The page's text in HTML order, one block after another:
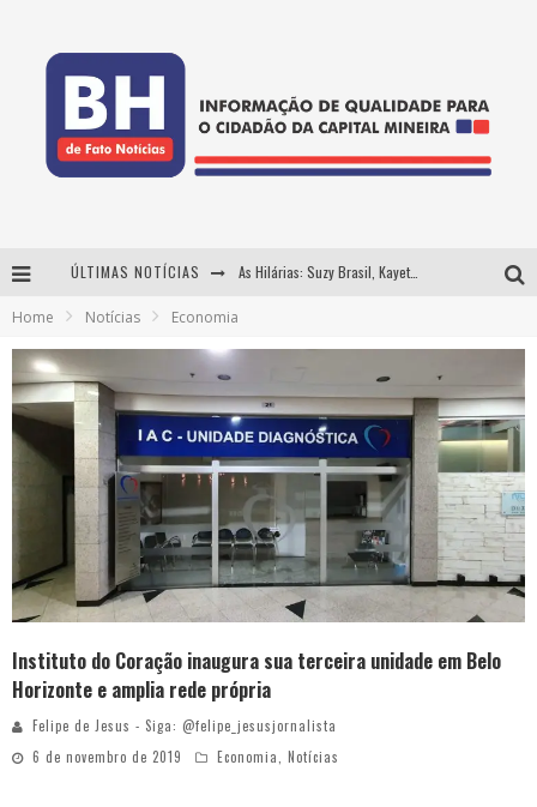
ÚLTIMAS NOTÍCIAS As Hilárias: Suzy Brasil, Kayete e Karoline Absinto retornam a Belo Horizonte para apresentação única no Teatro Sesiminas
Hot Wheels Monster Trucks Live™ confirma Belo Horizonte na turnê América do Sul 2027
Home Notícias Economia
Instituto do Coração inaugura sua terceira unidade em Belo
Horizonte e amplia rede própria
Felipe de Jesus - Siga: @felipe_jesusjornalista
6 de novembro de 2019
Economia, Notícias